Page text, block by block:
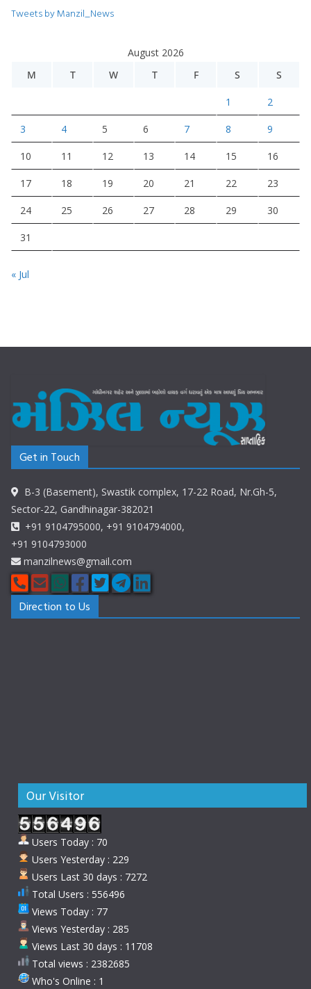
Tweets by Manzil_News
August 2026
M
T W T F S S
1 2
3 4 5 6 7 8 9
10 11 12 13 14 15 16
17 18 19 20 21 22 23
24 25 26 27 28 29 30
31
« Jul
Get in Touch
B-3 (Basement), Swastik complex, 17-22 Road, Nr.Gh-5,
Sector-22, Gandhinagar-382021
+91 9104795000, +91 9104794000,
+91 9104793000
manzilnews@gmail.com
Direction to Us
Our Visitor
Users Today : 70
Users Yesterday : 229
Users Last 30 days : 7272
Total Users : 556496
Views Today : 77
Views Yesterday : 285
Views Last 30 days : 11708
Total views : 2382685
Who's Online : 1